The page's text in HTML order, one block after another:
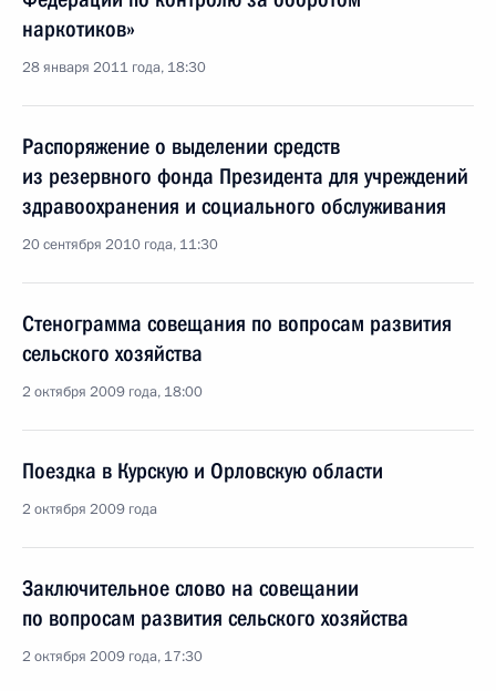
наркотиков»
28 января 2011 года, 18:30
Распоряжение о выделении средств
из резервного фонда Президента для учреждений
здравоохранения и социального обслуживания
20 сентября 2010 года, 11:30
Стенограмма совещания по вопросам развития
сельского хозяйства
2 октября 2009 года, 18:00
Поездка в Курскую и Орловскую области
2 октября 2009 года
Заключительное слово на совещании
по вопросам развития сельского хозяйства
2 октября 2009 года, 17:30